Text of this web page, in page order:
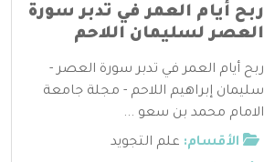
ربح أيام العمر في تدبر سورة
العصر لسليمان اللاحم
ربح أيام العمر في تدبر سورة العصر -
سليمان إبراهيم اللاحم - مجلة جامعة
الامام محمد بن سعو ...
الأقسام: علم التجويد